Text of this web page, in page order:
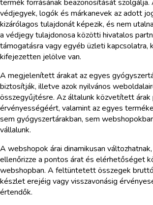
termék forrásának beazonosítását
védjegyek, logók és márkanevek az adott
kizárólagos tulajdonát képezik, és nem
a védjegy tulajdonosa közötti hivatalos
támogatásra vagy egyéb üzleti kapcsolatra,
kifejezetten jelölve van.
A megjelenített árakat az egyes
biztosítják, illetve azok nyilvános
összegyűjtésre. Az általunk közvetített árak
érvényességéért, valamint az egyes
sem gyógyszertárakban, sem
vállalunk.
A webshopok árai dinamikusan
ellenőrizze a pontos árat és elérhetőséget
webshopban. A feltüntetett összegek
készlet erejéig vagy visszavonásig
értendők.